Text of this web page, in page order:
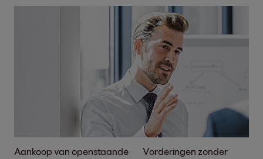
Aankoop van openstaande
Vorderingen zonder